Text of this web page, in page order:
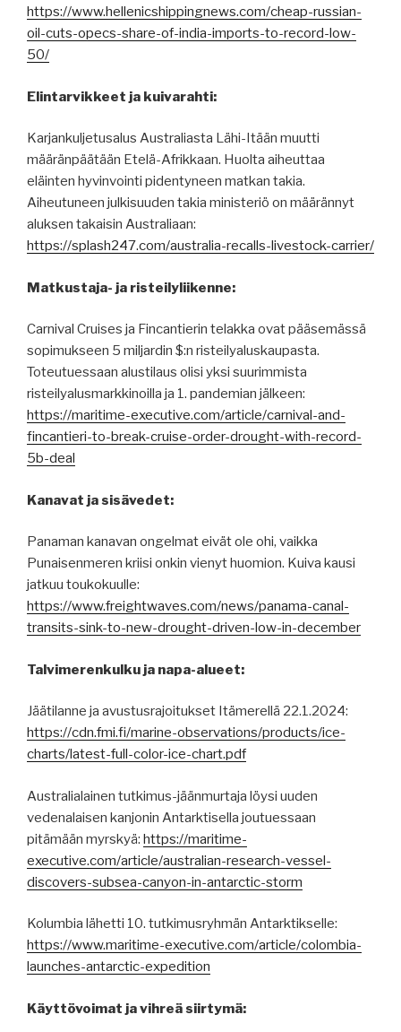
https://www.hellenicshippingnews.com/cheap-russian-
oil-cuts-opecs-share-of-india-imports-to-record-low-
50/
Elintarvikkeet ja kuivarahti:
Karjankuljetusalus Australiasta Lähi-Itään muutti
määränpäätään Etelä-Afrikkaan. Huolta aiheuttaa
eläinten hyvinvointi pidentyneen matkan takia.
Aiheutuneen julkisuuden takia ministeriö on määrännyt
aluksen takaisin Australiaan:
https://splash247.com/australia-recalls-livestock-carrier/
Matkustaja- ja risteilyliikenne:
Carnival Cruises ja Fincantierin telakka ovat pääsemässä
sopimukseen 5 miljardin $:n risteilyaluskaupasta.
Toteutuessaan alustilaus olisi yksi suurimmista
risteilyalusmarkkinoilla ja 1. pandemian jälkeen:
https://maritime-executive.com/article/carnival-and-
fincantieri-to-break-cruise-order-drought-with-record-
5b-deal
Kanavat ja sisävedet:
Panaman kanavan ongelmat eivät ole ohi, vaikka
Punaisenmeren kriisi onkin vienyt huomion. Kuiva kausi
jatkuu toukokuulle:
https://www.freightwaves.com/news/panama-canal-
transits-sink-to-new-drought-driven-low-in-december
Talvimerenkulku ja napa-alueet:
Jäätilanne ja avustusrajoitukset Itämerellä 22.1.2024:
https://cdn.fmi.fi/marine-observations/products/ice-
charts/latest-full-color-ice-chart.pdf
Australialainen tutkimus-jäänmurtaja löysi uuden
vedenalaisen kanjonin Antarktisella joutuessaan
pitämään myrskyä: https://maritime-
executive.com/article/australian-research-vessel-
discovers-subsea-canyon-in-antarctic-storm
Kolumbia lähetti 10. tutkimusryhmän Antarktikselle:
https://www.maritime-executive.com/article/colombia-
launches-antarctic-expedition
Käyttövoimat ja vihreä siirtymä: